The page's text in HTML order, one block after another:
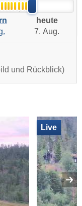
heute
7. Aug.
und Rückblick)
Live